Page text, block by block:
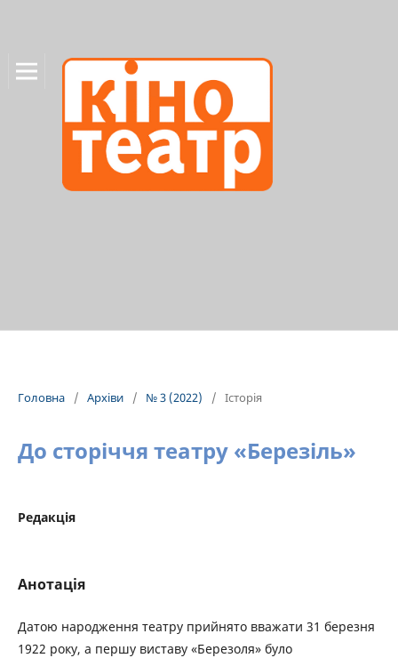
Головна / Архіви / № 3 (2022) / Історія
До сторіччя театру «Березіль»
Редакція
Анотація
Датою народження театру прийнято вважати 31 березня
1922 року, а першу виставу «Березоля» було